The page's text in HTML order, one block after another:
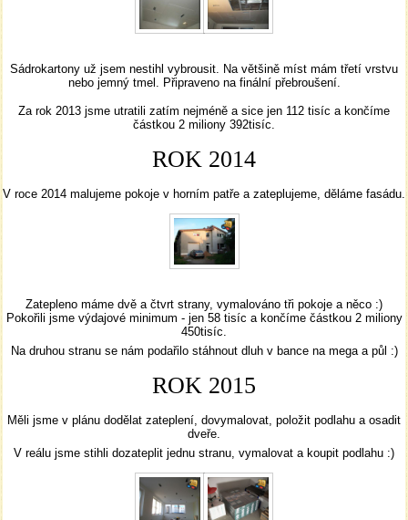
Sádrokartony už jsem nestihl vybrousit. Na většině míst mám třetí vrstvu
nebo jemný tmel. Připraveno na finální přebroušení.
Za rok 2013 jsme utratili zatím nejméně a sice jen 112 tisíc a končíme
částkou 2 miliony 392tisíc.
ROK 2014
V roce 2014 malujeme pokoje v horním patře a zateplujeme, děláme fasádu.
Zatepleno máme dvě a čtvrt strany, vymalováno tři pokoje a něco :)
Pokořili jsme výdajové minimum - jen 58 tisíc a končíme částkou 2 miliony
450tisíc.
Na druhou stranu se nám podařilo stáhnout dluh v bance na mega a půl :)
ROK 2015
Měli jsme v plánu dodělat zateplení, dovymalovat, položit podlahu a osadit
dveře.
V reálu jsme stihli dozateplit jednu stranu, vymalovat a koupit podlahu :)